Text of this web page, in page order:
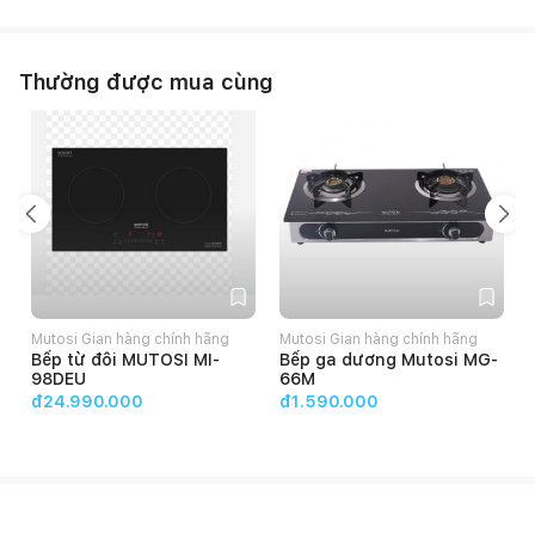
Thường được mua cùng
Mutosi Gian hàng chính hãng
Bếp từ đôi MUTOSI MI-
98DEU
đ24.990.000
Mutosi Gian hàng chính hãng
Bếp ga dương Mutosi MG-
66M
đ1.590.000